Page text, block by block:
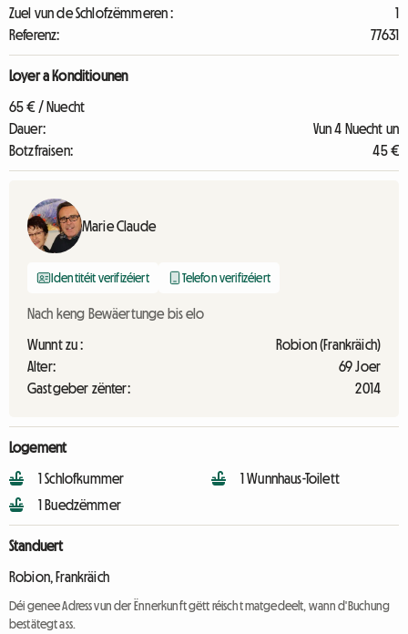
Zuel vun de Schlofzëmmeren :
1
Referenz:
77631
Loyer a Konditiounen
65 € / Nuecht
Dauer:
Vun 4 Nuecht un
Botzfraisen:
45 €
Marie Claude
Identitéit verifizéiert Telefon verifizéiert
Nach keng Bewäertunge bis elo
Wunnt zu :
Robion (Frankräich)
Alter:
69 Joer
Gastgeber zënter:
2014
Logement
1 Schlofkummer
1 Buedzëmmer
1 Wunnhaus-Toilett
Standuert
Robion, Frankräich
Déi genee Adress vun der Ënnerkunft gëtt réischt matgedeelt, wann d'Buchung
bestätegt ass.